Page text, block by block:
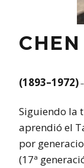
(1893–1972)
Siguiendo la
aprendió el
por
(17ª